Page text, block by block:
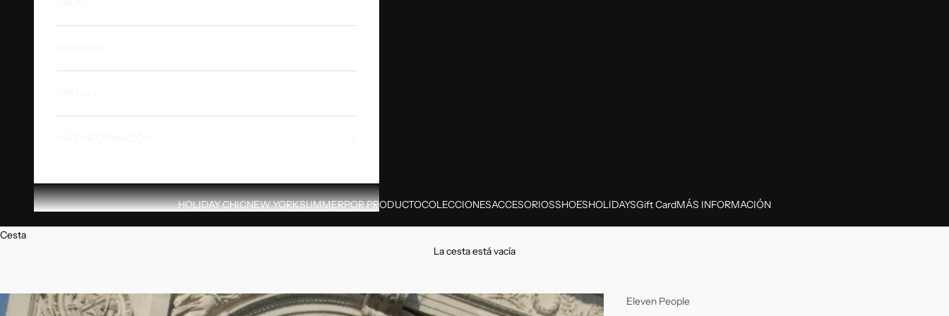
HOLIDAY CHICNEW YORKSUMMERPOR PRODUCTOCOLECCIONESACCESORIOSSHOESHOLIDAYSGift CardMÁS INFORMACIÓN
Cesta
La cesta está vacía
Eleven People